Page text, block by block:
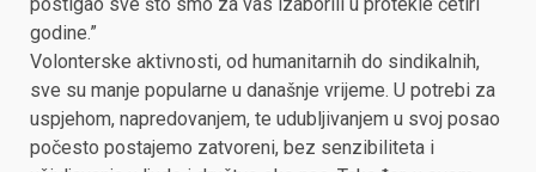
godine.”
Volonterske aktivnosti, od humanitarnih do sindikalnih,
sve su manje popularne u današnje vrijeme. U potrebi za
uspjehom, napredovanjem, te udubljivanjem u svoj posao
počesto postajemo zatvoreni, bez senzibiliteta i